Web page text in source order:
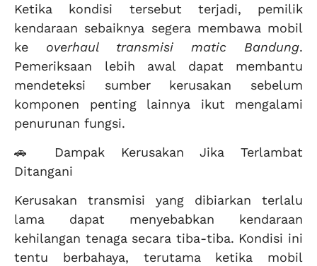
Ketika kondisi tersebut terjadi, pemilik
kendaraan sebaiknya segera membawa mobil
ke overhaul transmisi matic Bandung.
Pemeriksaan lebih awal dapat membantu
mendeteksi sumber kerusakan sebelum
komponen penting lainnya ikut mengalami
penurunan fungsi.
🚗 Dampak Kerusakan Jika Terlambat
Ditangani
Kerusakan transmisi yang dibiarkan terlalu
lama dapat menyebabkan kendaraan
kehilangan tenaga secara tiba-tiba. Kondisi ini
tentu berbahaya, terutama ketika mobil